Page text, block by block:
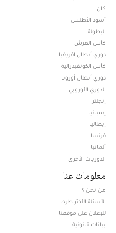
كان
أسود الأطلس
البطولة
كأس العرش
دوري أبطال افريقيا
كأس الكونفيدرالية
دوري أبطال أوروبا
الدوري الأوروبي
إنجلترا
إسبانيا
إيطاليا
فرنسا
ألمانيا
الدوريات الأخرى
معلومات عنا
من نحن ؟
الأسئلة الأكثر طرحا
للإعلان على موقعنا
بيانات قانونية